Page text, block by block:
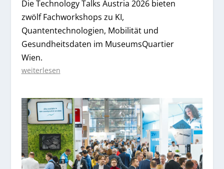
Die Technology Talks Austria 2026 bieten
zwölf Fachworkshops zu KI,
Quantentechnologien, Mobilität und
Gesundheitsdaten im MuseumsQuartier
Wien.
weiterlesen